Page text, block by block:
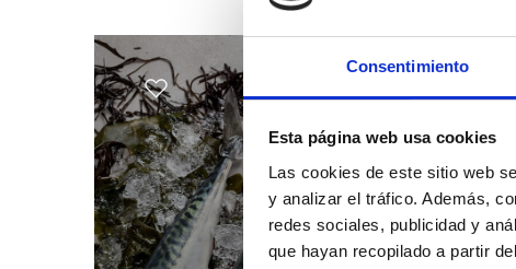
Consentimiento
Esta página web usa cookies
Las cookies de este sitio web
y analizar el tráfico. Además,
redes sociales, publicidad y
que hayan recopilado a partir